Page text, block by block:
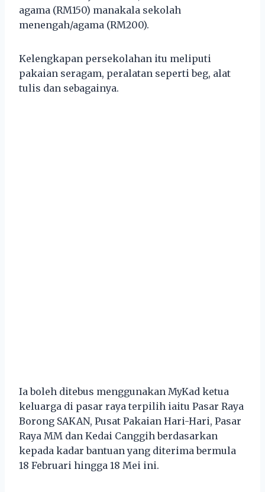
agama (RM150) manakala sekolah
menengah/agama (RM200).
Kelengkapan persekolahan itu meliputi
pakaian seragam, peralatan seperti beg, alat
tulis dan sebagainya.
Ia boleh ditebus menggunakan MyKad ketua
keluarga di pasar raya terpilih iaitu Pasar Raya
Borong SAKAN, Pusat Pakaian Hari-Hari, Pasar
Raya MM dan Kedai Canggih berdasarkan
kepada kadar bantuan yang diterima bermula
18 Februari hingga 18 Mei ini.